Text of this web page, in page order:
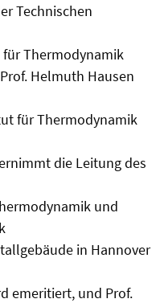
Technischen
Thermodynamik
Helmuth Hausen
für Thermodynamik
die Leitung des
und
in Hannover
emeritiert, und Prof.